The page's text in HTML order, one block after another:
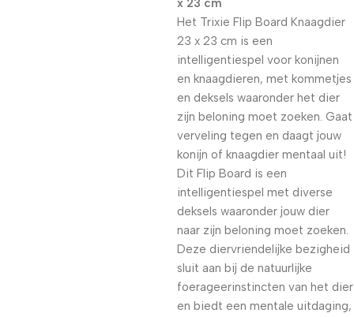
x 23 cm
Het Trixie Flip Board Knaagdier
23 x 23 cm is een
intelligentiespel voor konijnen
en knaagdieren, met kommetjes
en deksels waaronder het dier
zijn beloning moet zoeken. Gaat
verveling tegen en daagt jouw
konijn of knaagdier mentaal uit!
Dit Flip Board is een
intelligentiespel met diverse
deksels waaronder jouw dier
naar zijn beloning moet zoeken.
Deze diervriendelijke bezigheid
sluit aan bij de natuurlijke
foerageerinstincten van het dier
en biedt een mentale uitdaging,